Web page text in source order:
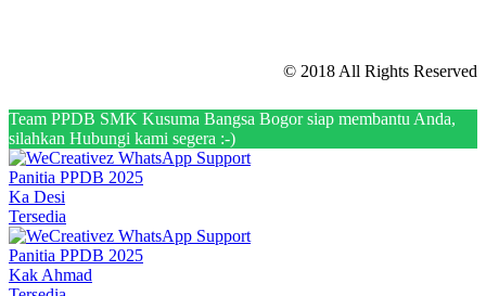
© 2018 All Rights Reserved
Team PPDB SMK Kusuma Bangsa Bogor siap membantu Anda,
silahkan Hubungi kami segera :-)
Panitia PPDB 2025
Ka Desi
Tersedia
Panitia PPDB 2025
Kak Ahmad